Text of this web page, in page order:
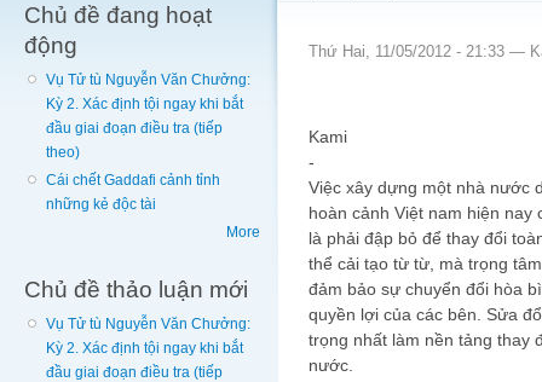
Chủ đề đang hoạt
động
Vụ Tử tù Nguyễn Văn Chưởng:
Kỳ 2. Xác định tội ngay khi bắt
đầu giai đoạn điều tra (tiếp
theo)
Cái chết Gaddafi cảnh tỉnh
những kẻ độc tài
More
Chủ đề thảo luận mới
Vụ Tử tù Nguyễn Văn Chưởng:
Kỳ 2. Xác định tội ngay khi bắt
đầu giai đoạn điều tra (tiếp
Thứ Hai, 11/05/2012 - 21:33 —
Kami
-
Việc xây dựng một nhà nước
hoàn cảnh Việt nam hiện
là phải đập bỏ để thay đổi
thể cải tạo từ từ, mà trọng
đảm bảo sự chuyển đổi hòa
quyền lợi của các bên. Sửa
trọng nhất làm nền tảng thay
nước.